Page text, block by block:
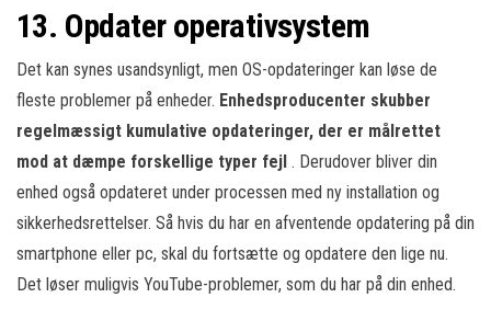
13. Opdater operativsystem
Det kan synes usandsynligt, men OS-opdateringer kan løse de
fleste problemer på enheder. Enhedsproducenter skubber
regelmæssigt kumulative opdateringer, der er målrettet
mod at dæmpe forskellige typer fejl . Derudover bliver din
enhed også opdateret under processen med ny installation og
sikkerhedsrettelser. Så hvis du har en afventende opdatering på din
smartphone eller pc, skal du fortsætte og opdatere den lige nu.
Det løser muligvis YouTube-problemer, som du har på din enhed.